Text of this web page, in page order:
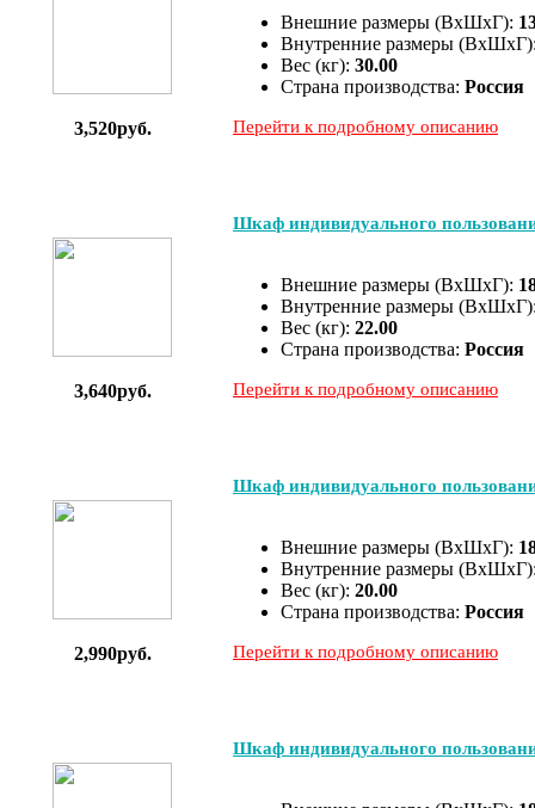
3,520руб.
Внешние размеры (ВхШхГ):
Внутренние размеры
Вес (кг): 30.00
Страна производства: Россия
Перейти к подробному описанию
3,640руб.
Шкаф индивидуального
Внешние размеры (ВхШхГ):
Внутренние размеры
Вес (кг): 22.00
Страна производства: Россия
Перейти к подробному описанию
2,990руб.
Шкаф индивидуального
Внешние размеры (ВхШхГ):
Внутренние размеры
Вес (кг): 20.00
Страна производства: Россия
Перейти к подробному описанию
Шкаф индивидуального